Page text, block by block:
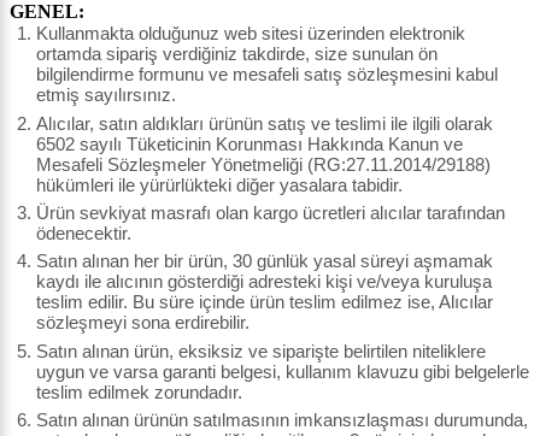
GENEL:
Kullanmakta olduğunuz web sitesi üzerinden elektronik
ortamda sipariş verdiğiniz takdirde, size sunulan ön
bilgilendirme formunu ve mesafeli satış sözleşmesini kabul
etmiş sayılırsınız.
Alıcılar, satın aldıkları ürünün satış ve teslimi ile ilgili olarak
6502 sayılı Tüketicinin Korunması Hakkında Kanun ve
Mesafeli Sözleşmeler Yönetmeliği (RG:27.11.2014/29188)
hükümleri ile yürürlükteki diğer yasalara tabidir.
Ürün sevkiyat masrafı olan kargo ücretleri alıcılar tarafından
ödenecektir.
Satın alınan her bir ürün, 30 günlük yasal süreyi aşmamak
kaydı ile alıcının gösterdiği adresteki kişi ve/veya kuruluşa
teslim edilir. Bu süre içinde ürün teslim edilmez ise, Alıcılar
sözleşmeyi sona erdirebilir.
Satın alınan ürün, eksiksiz ve siparişte belirtilen niteliklere
uygun ve varsa garanti belgesi, kullanım klavuzu gibi belgelerle
teslim edilmek zorundadır.
Satın alınan ürünün satılmasının imkansızlaşması durumunda,